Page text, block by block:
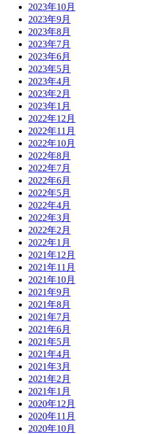
2023年10月
2023年9月
2023年8月
2023年7月
2023年6月
2023年5月
2023年4月
2023年2月
2023年1月
2022年12月
2022年11月
2022年10月
2022年8月
2022年7月
2022年6月
2022年5月
2022年4月
2022年3月
2022年2月
2022年1月
2021年12月
2021年11月
2021年10月
2021年9月
2021年8月
2021年7月
2021年6月
2021年5月
2021年4月
2021年3月
2021年2月
2021年1月
2020年12月
2020年11月
2020年10月